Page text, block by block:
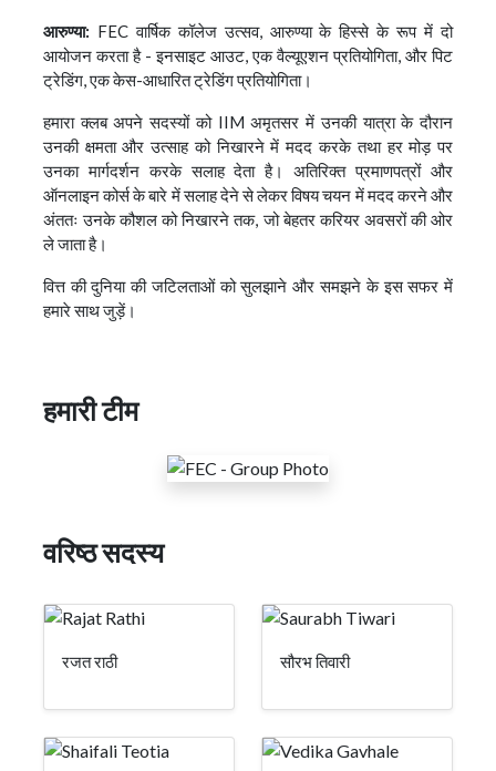
आरुण्या: FEC वार्षिक कॉलेज उत्सव, आरुण्या के हिस्से के रूप में दो
आयोजन करता है - इनसाइट आउट, एक वैल्यूएशन प्रतियोगिता, और पिट
ट्रेडिंग, एक केस-आधारित ट्रेडिंग प्रतियोगिता।
हमारा क्लब अपने सदस्यों को IIM अमृतसर में उनकी यात्रा के दौरान
उनकी क्षमता और उत्साह को निखारने में मदद करके तथा हर मोड़ पर
उनका मार्गदर्शन करके सलाह देता है। अतिरिक्त प्रमाणपत्रों और
ऑनलाइन कोर्स के बारे में सलाह देने से लेकर विषय चयन में मदद करने और
अंततः उनके कौशल को निखारने तक, जो बेहतर करियर अवसरों की ओर
ले जाता है।
वित्त की दुनिया की जटिलताओं को सुलझाने और समझने के इस सफर में
हमारे साथ जुड़ें।
हमारी टीम
वरिष्ठ सदस्य
रजत राठी सौरभ तिवारी